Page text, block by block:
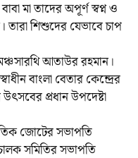
মা তাদের অপূর্ণ স্বপ্ন ও
তারা শিশুদের যেভাবে চাপ
আতাউর রহমান।
বাংলা বেতার কেন্দ্রের
উৎসবের প্রধান উপদেষ্টা
জোটের সভাপতি
সমিতির সভাপতি